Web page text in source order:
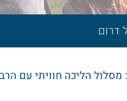
דרום
מסלול הליכה חוויתי עם